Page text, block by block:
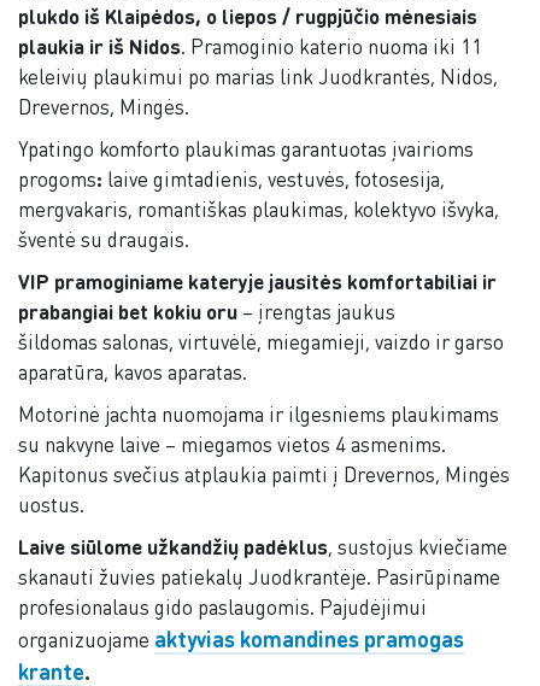
plukdo iš Klaipėdos, o liepos / rugpjūčio mėnesiais
plaukia ir iš Nidos. Pramoginio katerio nuoma iki 11
keleivių plaukimui po marias link Juodkrantės, Nidos,
Drevernos, Mingės.
Ypatingo komforto plaukimas garantuotas įvairioms
progoms: laive gimtadienis, vestuvės, fotosesija,
mergvakaris, romantiškas plaukimas, kolektyvo išvyka,
šventė su draugais.
VIP pramoginiame kateryje jausitės komfortabiliai ir
prabangiai bet kokiu oru – įrengtas jaukus
šildomas salonas, virtuvėlė, miegamieji, vaizdo ir garso
aparatūra, kavos aparatas.
Motorinė jachta nuomojama ir ilgesniems plaukimams
su nakvyne laive – miegamos vietos 4 asmenims.
Kapitonus svečius atplaukia paimti į Drevernos, Mingės
uostus.
Laive siūlome užkandžių padėklus, sustojus kviečiame
skanauti žuvies patiekalų Juodkrantėje. Pasirūpiname
profesionalaus gido paslaugomis. Pajudėjimui
organizuojame aktyvias komandines pramogas
krante.